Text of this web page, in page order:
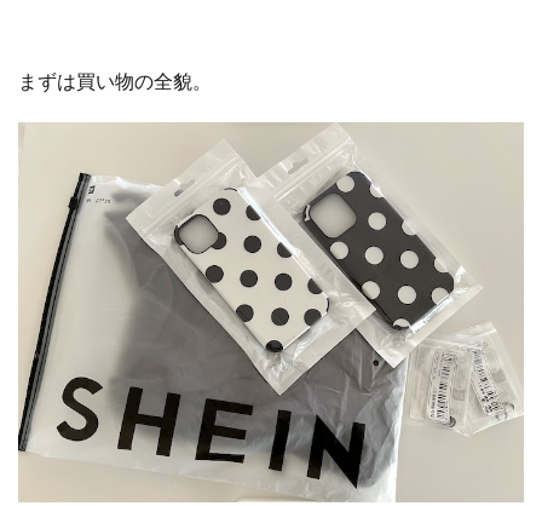
まずは買い物の全貌。